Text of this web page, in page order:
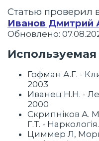
Статью проверил
Иванов Дмитрий
Обновлено:
Гофман А.Г. -
2003
Иванец Н.Н. -
2000
Скрипніков А.
Г.Т. -
Циммер Л,